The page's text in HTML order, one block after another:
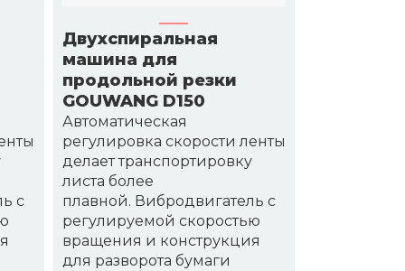
с
Двухспиральная
машина для
продольной резки
GOUWANG D150
Автоматическая
регулировка скорости ленты
делает транспортировку
листа более
плавной. Вибродвигатель с
регулируемой скоростью
вращения и конструкция
для разворота бумаги